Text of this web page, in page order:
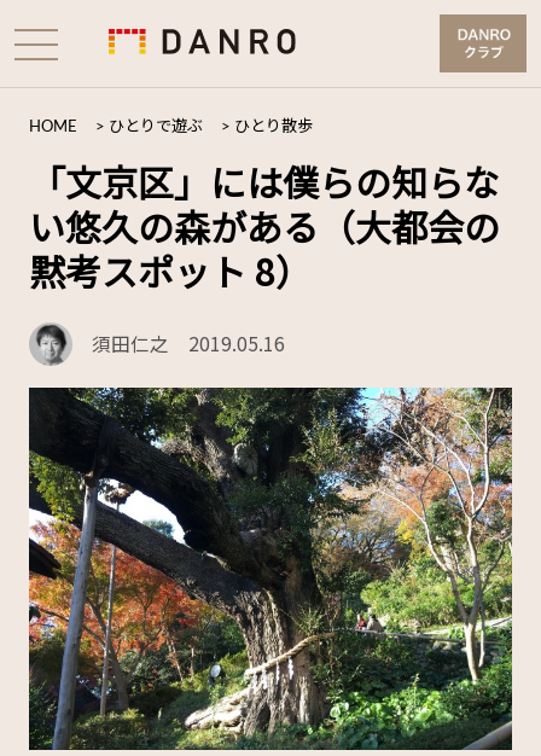
HOME > ひとりで遊ぶ > ひとり散歩
「文京区」には僕らの知らな
い悠久の森がある（大都会の
黙考スポット 8）
須田仁之 2019.05.16